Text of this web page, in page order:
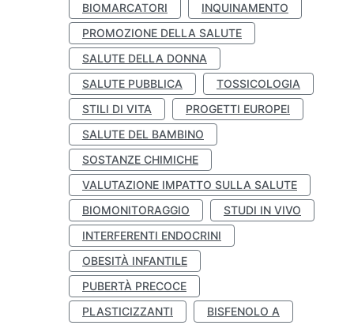
BIOMARCATORI
INQUINAMENTO
PROMOZIONE DELLA SALUTE
SALUTE DELLA DONNA
SALUTE PUBBLICA
TOSSICOLOGIA
STILI DI VITA
PROGETTI EUROPEI
SALUTE DEL BAMBINO
SOSTANZE CHIMICHE
VALUTAZIONE IMPATTO SULLA SALUTE
BIOMONITORAGGIO
STUDI IN VIVO
INTERFERENTI ENDOCRINI
OBESITÀ INFANTILE
PUBERTÀ PRECOCE
PLASTICIZZANTI
BISFENOLO A